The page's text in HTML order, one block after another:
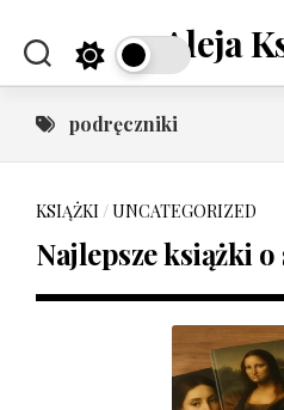
content
Aleja
podręczniki
KSIĄŻKI /UNCATEGORIZED
Najlepsze książki